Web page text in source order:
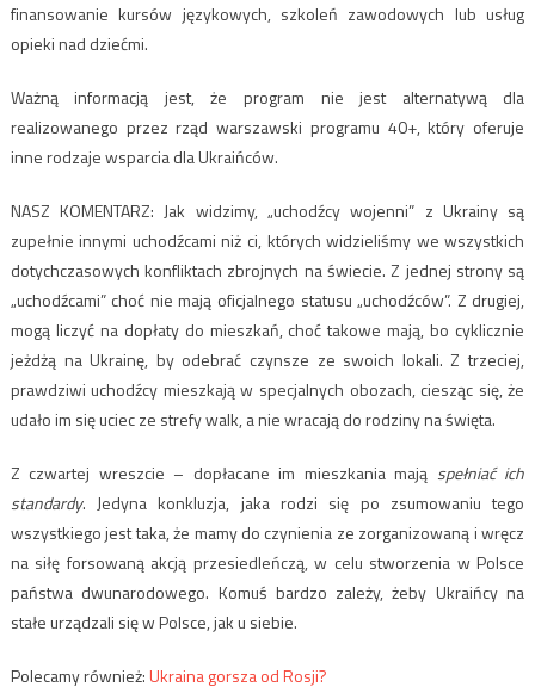
finansowanie kursów językowych, szkoleń zawodowych lub usług
opieki nad dziećmi.
Ważną informacją jest, że program nie jest alternatywą dla
realizowanego przez rząd warszawski programu 40+, który oferuje
inne rodzaje wsparcia dla Ukraińców.
NASZ KOMENTARZ: Jak widzimy, „uchodźcy wojenni” z Ukrainy są
zupełnie innymi uchodźcami niż ci, których widzieliśmy we wszystkich
dotychczasowych konfliktach zbrojnych na świecie. Z jednej strony są
„uchodźcami” choć nie mają oficjalnego statusu „uchodźców”. Z drugiej,
mogą liczyć na dopłaty do mieszkań, choć takowe mają, bo cyklicznie
jeżdżą na Ukrainę, by odebrać czynsze ze swoich lokali. Z trzeciej,
prawdziwi uchodźcy mieszkają w specjalnych obozach, ciesząc się, że
udało im się uciec ze strefy walk, a nie wracają do rodziny na święta.
Z czwartej wreszcie – dopłacane im mieszkania mają spełniać ich
standardy. Jedyna konkluzja, jaka rodzi się po zsumowaniu tego
wszystkiego jest taka, że mamy do czynienia ze zorganizowaną i wręcz
na siłę forsowaną akcją przesiedleńczą, w celu stworzenia w Polsce
państwa dwunarodowego. Komuś bardzo zależy, żeby Ukraińcy na
stałe urządzali się w Polsce, jak u siebie.
Polecamy również:Ukraina gorsza od Rosji?